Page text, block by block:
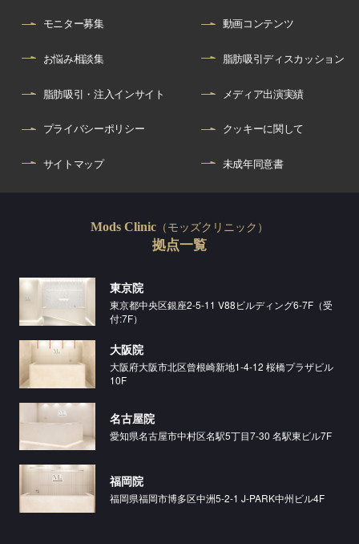
モニター募集 動画コンテンツ
お悩み相談集 脂肪吸引ディスカッション
脂肪吸引・注入インサイト メディア出演実績
プライバシーポリシー クッキーに関して
サイトマップ 未成年同意書
Mods Clinic （モッズクリニック）
拠点一覧
東京院
東京都中央区銀座2-5-11 V88ビルディング6-7F（受
付:7F）
大阪院
大阪府大阪市北区曾根崎新地1-4-12 桜橋プラザビル
10F
名古屋院
愛知県名古屋市中村区名駅5丁目7-30 名駅東ビル7F
福岡院
福岡県福岡市博多区中洲5-2-1 J-PARK中州ビル4F